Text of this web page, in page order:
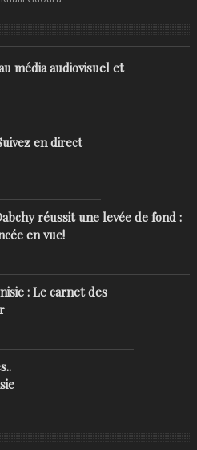
média audiovisuel et
en direct
réussit une levée de fond :
en vue!
: Le carnet des